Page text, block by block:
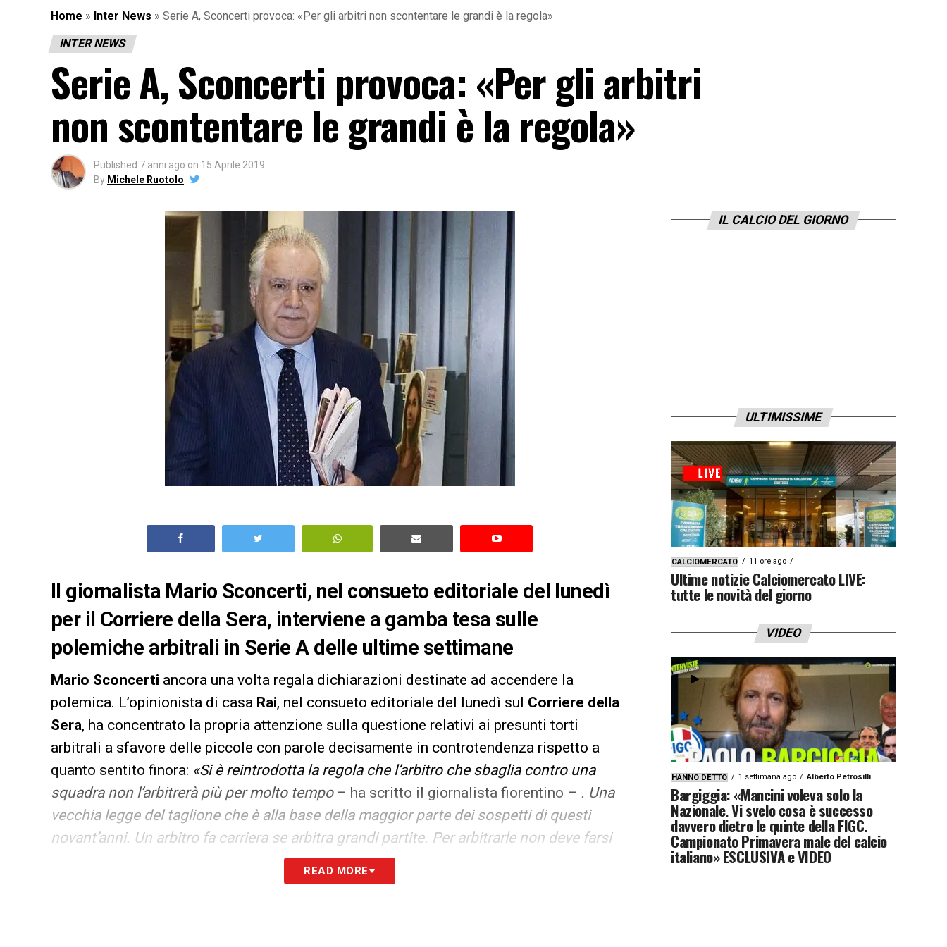
Home » Inter News » Serie A, Sconcerti provoca: «Per gli arbitri non scontentare le grandi è la regola»
INTER NEWS
Serie A, Sconcerti provoca: «Per gli arbitri
non scontentare le grandi è la regola»
Published 7 anni ago on 15 Aprile 2019
By Michele Ruotolo
Il giornalista Mario Sconcerti, nel consueto editoriale del lunedì
per il Corriere della Sera, interviene a gamba tesa sulle
polemiche arbitrali in Serie A delle ultime settimane
Mario Sconcerti ancora una volta regala dichiarazioni destinate ad accendere la
polemica. L’opinionista di casa Rai, nel consueto editoriale del lunedì sul Corriere della
Sera, ha concentrato la propria attenzione sulla questione relativi ai presunti torti
arbitrali a sfavore delle piccole con parole decisamente in controtendenza rispetto a
quanto sentito finora: «Si è reintrodotta la regola che l’arbitro che sbaglia contro una
squadra non l’arbitrerà più per molto tempo– ha scritto il giornalista fiorentino – . Una
vecchia legge del taglione che è alla base della maggior parte dei sospetti di questi
novant’anni. Un arbitro fa carriera se arbitra grandi partite. Per arbitrarle non deve farsi
“squalificare” dalle grandi squadre. Per non farsi squalificare non deve scontentarle
troppo. Questo non è un sospetto, è la regola forzata. E alla fine è ancora la grande
READ MORE
IL CALCIO DEL GIORNO
ULTIMISSIME
CALCIOMERCATO 11 ore ago
Ultime notizie Calciomercato LIVE:
tutte le novità del giorno
VIDEO
HANNO DETTO 1 settimana ago Alberto Petrosilli
Bargiggia: «Mancini voleva solo la
Nazionale. Vi svelo cosa è successo
davvero dietro le quinte della FIGC.
Campionato Primavera male del calcio
italiano» ESCLUSIVA e VIDEO